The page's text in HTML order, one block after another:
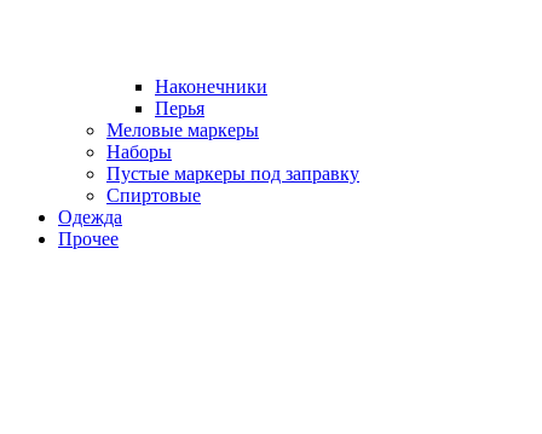
Наконечники
Перья
Меловые маркеры
Наборы
Пустые маркеры под заправку
Спиртовые
Одежда
Прочее